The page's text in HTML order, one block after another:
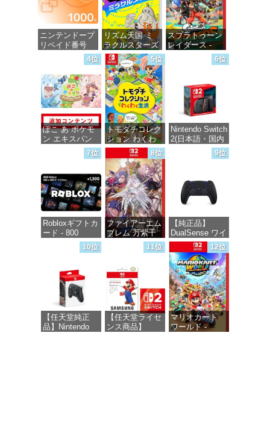
ニンテンドープ
リペイド番号
1000円|オンラ
インコード版
価格：¥1,000
リズム天国 ミ
ラクルスターズ
-Switch
価格：¥5,645
スプラトゥーン
レイダース -
4位
ぽこ あ ポケモ
ン エキスパン
ションパス|オン
ラインコード版
価格：¥4,400
5位
トモダチコレク
ション わくわ
く生活 -Switch
価格：¥6,145
6位
Nintendo Switch
2(日本語・国内
7位
Robloxギフトカ
ード - 800
Robux 【限定バ
ーチャルアイテ
【オンラインゲ
ームコード】
ロブロックス |
オンラインコー
ド版
価格：¥1,300
8位
ファイアーエム
ブレム 万紫千
紅 -Switch2
9位
【純正品】
DualSense ワイ
ヤレスコントロ
ーラー ミッド
ナイト ブラッ
ク(CFI-
ZCT2J01)
価格：¥10,737
10位
【任天堂純正
品】Nintendo
11位
【任天堂ライセ
ンス商品】
12位
マリオカート
ワールド -